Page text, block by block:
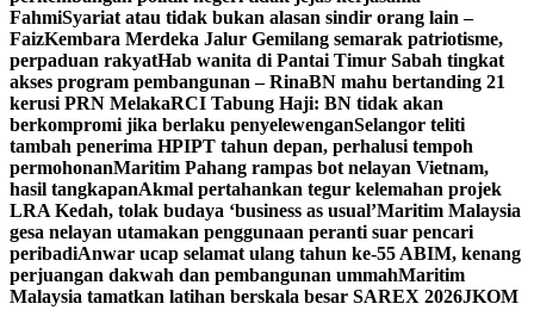
FahmiSyariat atau tidak bukan alasan sindir orang lain –
FaizKembara Merdeka Jalur Gemilang semarak patriotisme,
perpaduan rakyatHab wanita di Pantai Timur Sabah tingkat
akses program pembangunan – RinaBN mahu bertanding 21
kerusi PRN MelakaRCI Tabung Haji: BN tidak akan
berkompromi jika berlaku penyelewenganSelangor teliti
tambah penerima HPIPT tahun depan, perhalusi tempoh
permohonanMaritim Pahang rampas bot nelayan Vietnam,
hasil tangkapanAkmal pertahankan tegur kelemahan projek
LRA Kedah, tolak budaya ‘business as usual’Maritim Malaysia
gesa nelayan utamakan penggunaan peranti suar pencari
peribadiAnwar ucap selamat ulang tahun ke-55 ABIM, kenang
perjuangan dakwah dan pembangunan ummahMaritim
Malaysia tamatkan latihan berskala besar SAREX 2026JKOM